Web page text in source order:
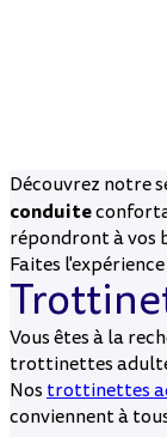
Découvrez notre
conduite
répondront à vos
Faites
Vous êtes à la
trottinettes
Nos trottinettes
conviennent à